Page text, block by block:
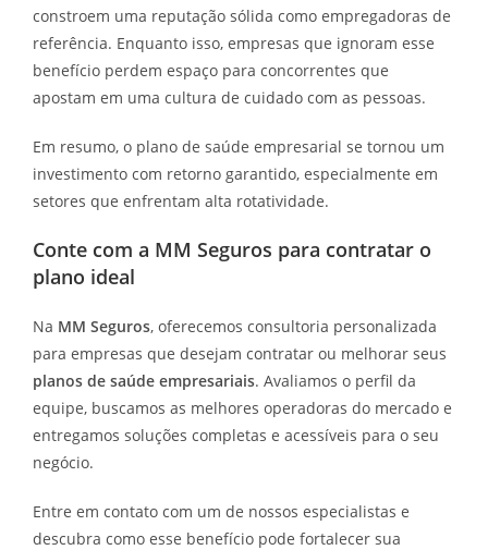
constroem uma reputação sólida como empregadoras de
referência. Enquanto isso, empresas que ignoram esse
benefício perdem espaço para concorrentes que
apostam em uma cultura de cuidado com as pessoas.
Em resumo, o plano de saúde empresarial se tornou um
investimento com retorno garantido, especialmente em
setores que enfrentam alta rotatividade.
Conte com a MM Seguros para contratar o
plano ideal
Na MM Seguros, oferecemos consultoria personalizada
para empresas que desejam contratar ou melhorar seus
planos de saúde empresariais. Avaliamos o perfil da
equipe, buscamos as melhores operadoras do mercado e
entregamos soluções completas e acessíveis para o seu
negócio.
Entre em contato com um de nossos especialistas e
descubra como esse benefício pode fortalecer sua